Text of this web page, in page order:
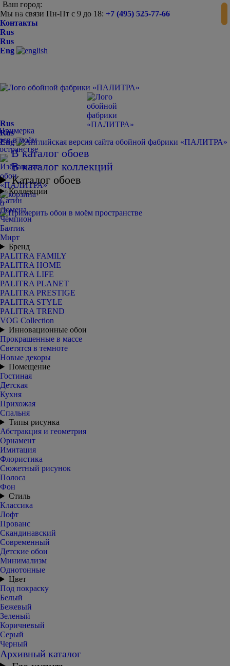
Ваш город:
Мы на связи Пн-Пт с 9 до 18: +7 (495) 525-77-66
Контакты
Rus
Rus
Eng
0
Rus
Rus
Eng
В каталог обоев
В каталог коллекций
Каталог обоев
Коллекции
Сатин
Домена
Чемпион
Балтик
Мирт
Бренд
PALITRA FAMILY
PALITRA HOME
PALITRA LIFE
PALITRA PLANET
PALITRA PRESTIGE
PALITRA STYLE
PALITRA TREND
VOG Collection
Инновационные обои
Прокрашенные в массе
Светятся в темноте
Новые декоры
Помещение
Гостиная
Детская
Кухня
Прихожая
Спальня
Типы рисунка
Абстракция и геометрия
Орнамент
Имитация
Флористика
Сюжетный рисунок
Полоса
Фон
Стиль
Классика
Лофт
Прованс
Скандинавский
Современный
Детские обои
Минимализм
Однотонные
Цвет
Под покраску
Белый
Бежевый
Зеленый
Коричневый
Серый
Черный
Архивный каталог
-